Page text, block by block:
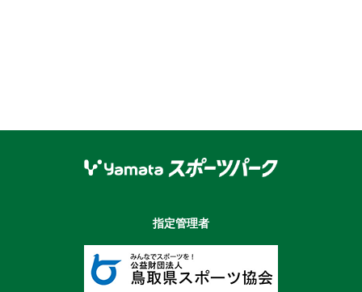
指定管理者